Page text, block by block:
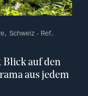
Schweiz - Ref.
auf den
aus jedem